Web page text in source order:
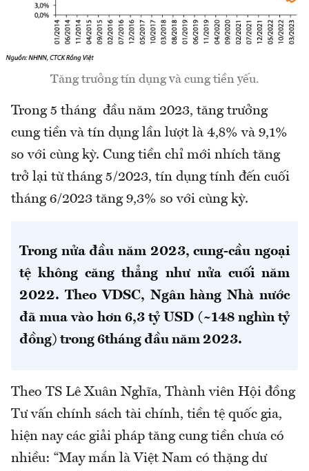
Tăng trưởng tín dụng và cung tiền yếu.
Trong 5 tháng đầu năm 2023, tăng trưởng
cung tiền và tín dụng lần lượt là 4,8% và 9,1%
so với cùng kỳ. Cung tiền chỉ mới nhích tăng
trở lại từ tháng 5/2023, tín dụng tính đến cuối
tháng 6/2023 tăng 9,3% so với cùng kỳ.
Trong nửa đầu năm 2023, cung-cầu ngoại
tệ không căng thẳng như nửa cuối năm
2022. Theo VDSC, Ngân hàng Nhà nước
đã mua vào hơn 6,3 tỷ USD (~148 nghìn tỷ
đồng) trong 6tháng đầu năm 2023.
Theo TS Lê Xuân Nghĩa, Thành viên Hội đồng
Tư vấn chính sách tài chính, tiền tệ quốc gia,
hiện nay các giải pháp tăng cung tiền chưa có
nhiều: “May mắn là Việt Nam có thặng dư